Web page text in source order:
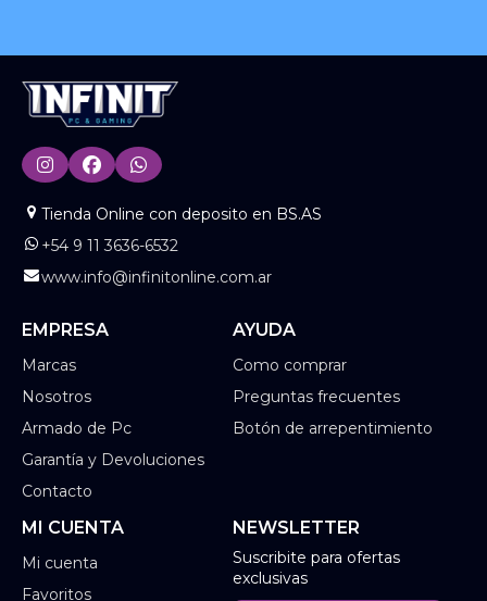
Tienda Online con deposito en BS.AS
+54 9 11 3636-6532
www.info@infinitonline.com.ar
EMPRESA
Marcas
Nosotros
Armado de Pc
Garantía y Devoluciones
Contacto
AYUDA
Como comprar
Preguntas frecuentes
Botón de arrepentimiento
MI CUENTA
Mi cuenta
Favoritos
NEWSLETTER
Suscribite para ofertas
exclusivas